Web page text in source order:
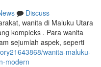
Discuss
wanita di Maluku Utara
kompleks . Para wanita
sejumlah aspek, seperti
wanita-maluku-
modern